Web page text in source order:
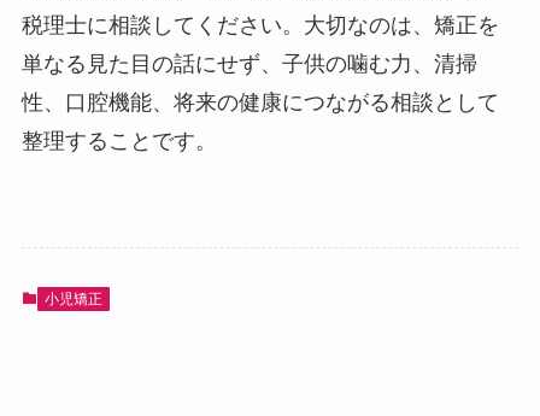
税理士に相談してください。大切なのは、矯正を
単なる見た目の話にせず、子供の噛む力、清掃
性、口腔機能、将来の健康につながる相談として
整理することです。
小児矯正